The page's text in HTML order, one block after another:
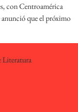
con Centroamérica
que el próximo